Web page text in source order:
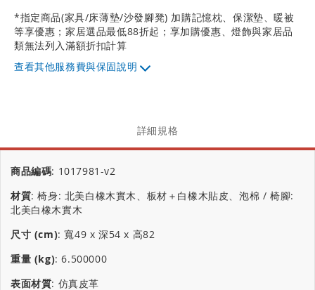
*指定商品(家具/床薄墊/沙發腳凳) 加購記憶枕、保潔墊、暖被
等享優惠；家居選品最低88折起；享加購優惠、燈飾與家居品
類無法列入滿額折扣計算
其他服務費與保固說明
詳細規格
商品編碼: 1017981-v2
材質:椅身: 北美白橡木實木、板材＋白橡木貼皮、泡棉 / 椅腳:
北美白橡木實木
尺寸 (cm):寬49 x 深54 x 高82
重量 (kg):6.500000
表面材質: 仿真皮革